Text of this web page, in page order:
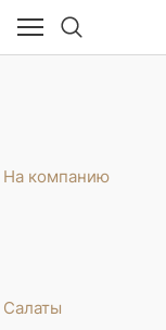
На компанию
Салаты